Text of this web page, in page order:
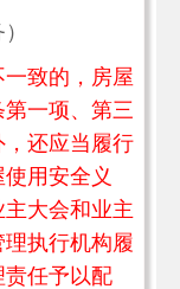
致的，房屋
一项、第三
还应当履行
用安全义
大会和业主
执行机构履
任予以配